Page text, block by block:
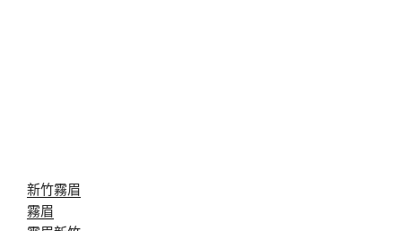
新竹霧眉
霧眉